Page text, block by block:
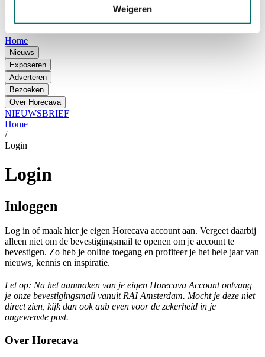
Weigeren
Nederlands
Home
Nieuws
Exposeren
Adverteren
Bezoeken
Over Horecava
NIEUWSBRIEF
Home
/
Login
Login
Inloggen
Log in of maak hier je eigen Horecava account aan. Vergeet daarbij
alleen niet om de bevestigingsmail te openen om je account te
bevestigen. Zo heb je online toegang en profiteer je het hele jaar van
nieuws, kennis en inspiratie.
Let op: Na het aanmaken van je eigen Horecava Account ontvang
je onze bevestigingsmail vanuit RAI Amsterdam. Mocht je deze niet
direct zien, kijk dan ook aub even voor de zekerheid in je
ongewenste post.
Over Horecava